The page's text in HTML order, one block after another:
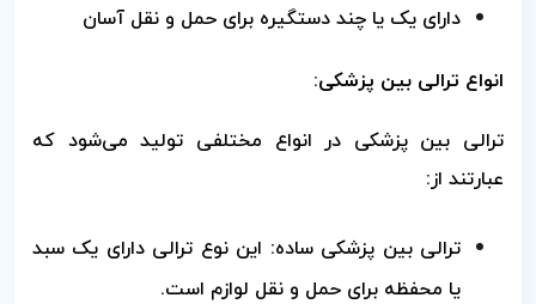
دارای یک یا چند دستگیره برای حمل و نقل آسان
انواع ترالی بین پزشکی:
ترالی بین پزشکی در انواع مختلفی تولید می‌شود که
عبارتند از:
ترالی بین پزشکی ساده: این نوع ترالی دارای یک سبد
یا محفظه برای حمل و نقل لوازم است.